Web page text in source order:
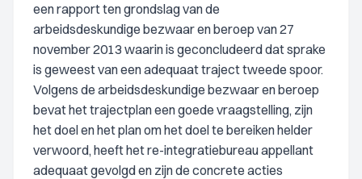
een rapport ten grondslag van de
arbeidsdeskundige bezwaar en beroep van 27
november 2013 waarin is geconcludeerd dat sprake
is geweest van een adequaat traject tweede spoor.
Volgens de arbeidsdeskundige bezwaar en beroep
bevat het trajectplan een goede vraagstelling, zijn
het doel en het plan om het doel te bereiken helder
verwoord, heeft het re-integratiebureau appellant
adequaat gevolgd en zijn de concrete acties